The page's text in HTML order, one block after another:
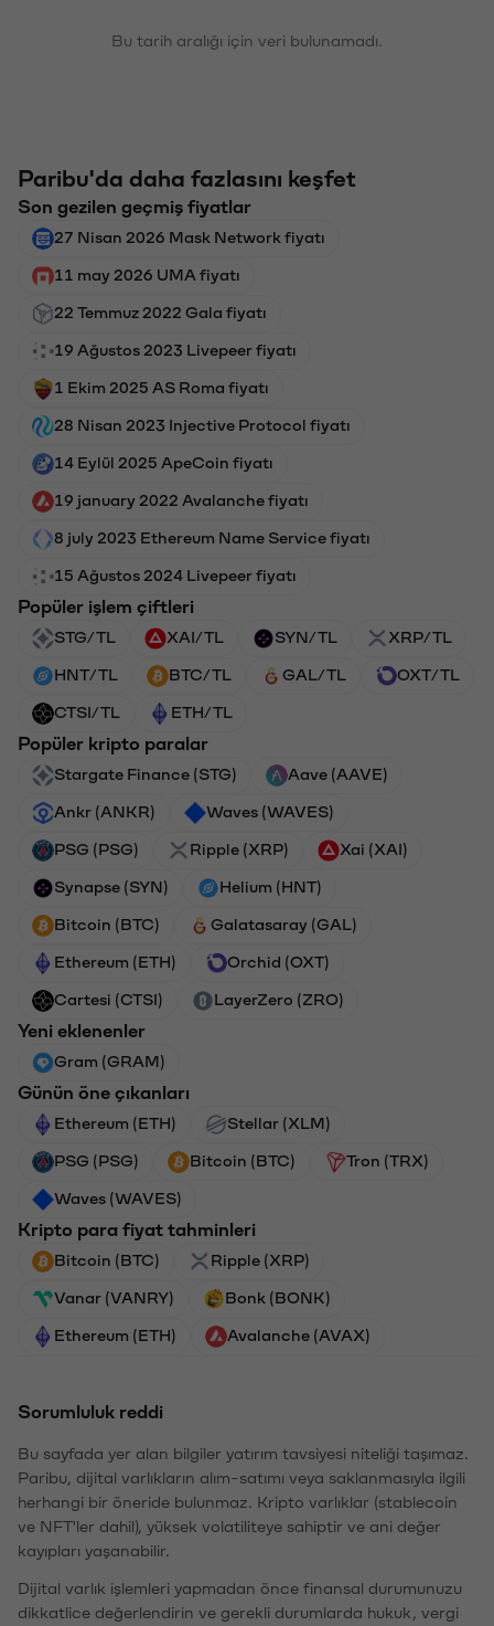
Bu tarih aralığı için veri bulunamadı.
Paribu'da daha fazlasını keşfet
Son gezilen geçmiş fiyatlar
27 Nisan 2026 Mask Network fiyatı
11 may 2026 UMA fiyatı
22 Temmuz 2022 Gala fiyatı
19 Ağustos 2023 Livepeer fiyatı
1 Ekim 2025 AS Roma fiyatı
28 Nisan 2023 Injective Protocol fiyatı
14 Eylül 2025 ApeCoin fiyatı
19 january 2022 Avalanche fiyatı
8 july 2023 Ethereum Name Service fiyatı
15 Ağustos 2024 Livepeer fiyatı
Popüler işlem çiftleri
STG/TL XAI/TL SYN/TL XRP/TL
HNT/TL BTC/TL GAL/TL OXT/TL
CTSI/TL ETH/TL
Popüler kripto paralar
Stargate Finance (STG) Aave (AAVE)
Ankr (ANKR) Waves (WAVES)
PSG (PSG) Ripple (XRP) Xai (XAI)
Synapse (SYN) Helium (HNT)
Bitcoin (BTC) Galatasaray (GAL)
Ethereum (ETH) Orchid (OXT)
Cartesi (CTSI) LayerZero (ZRO)
Yeni eklenenler
Gram (GRAM)
Günün öne çıkanları
Ethereum (ETH) Stellar (XLM)
PSG (PSG) Bitcoin (BTC) Tron (TRX)
Waves (WAVES)
Kripto para fiyat tahminleri
Bitcoin (BTC) Ripple (XRP)
Vanar (VANRY) Bonk (BONK)
Ethereum (ETH) Avalanche (AVAX)
Sorumluluk reddi
Bu sayfada yer alan bilgiler yatırım tavsiyesi niteliği taşımaz.
Paribu, dijital varlıkların alım-satımı veya saklanmasıyla ilgili
herhangi bir öneride bulunmaz. Kripto varlıklar (stablecoin
ve NFT'ler dahil), yüksek volatiliteye sahiptir ve ani değer
kayıpları yaşanabilir.
Dijital varlık işlemleri yapmadan önce finansal durumunuzu
dikkatlice değerlendirin ve gerekli durumlarda hukuk, vergi